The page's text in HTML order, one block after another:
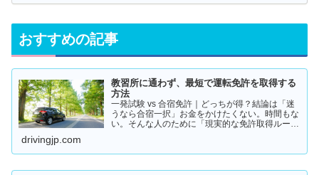
おすすめの記事
教習所に通わず、最短で運転免許を取得する
方法
一発試験 vs 合宿免許｜どっちが得？結論は「迷
うなら合宿一択」お金をかけたくない。時間もな
い。そんな人のために「現実的な免許取得ルー
2つです。・一発試験…
drivingjp.com